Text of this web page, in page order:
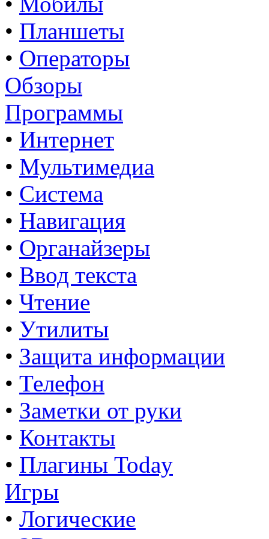
• Планшеты
• Операторы
Обзоры
Программы
• Интернет
• Мультимедиа
• Система
• Навигация
• Органайзеры
• Ввод текста
• Чтение
• Утилиты
• Защита информации
• Телефон
• Заметки от руки
• Контакты
• Плагины Today
Игры
• Логические